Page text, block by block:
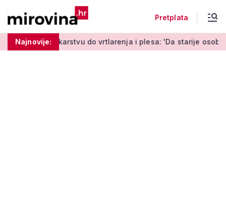
Pretplata
Najnovije:
do vrtlarenja i plesa: 'Da starije osobe ne ostavimo